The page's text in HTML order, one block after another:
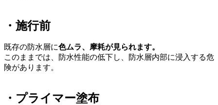
・施行前
既存の防水層に色ムラ、摩耗が見られます。
このままでは、防水性能の低下し、防水層内部に浸入する危
険があります。
・プライマー塗布